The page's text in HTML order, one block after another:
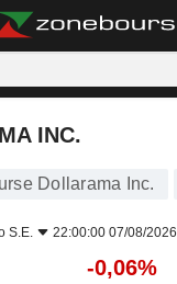
INC.
Dollarama Inc.
S.E. 22:00:00 07/08/2026
-0,06%